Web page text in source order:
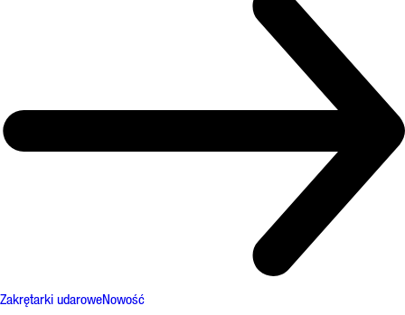
Zakrętarki udaroweNowość